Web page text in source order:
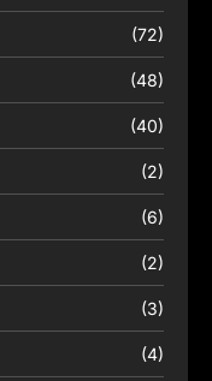
(72)
(48)
(40)
(2)
(6)
(2)
(3)
(4)